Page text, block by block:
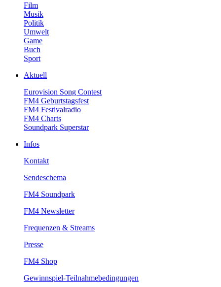
Film
Musik
Politik
Umwelt
Game
Buch
Sport
Aktuell
EurovisionSongContest
FM4Geburtstagsfest
FM4Festivalradio
FM4Charts
SoundparkSuperstar
Infos
Kontakt
Sendeschema
FM4Soundpark
FM4Newsletter
Frequenzen&Streams
Presse
FM4Shop
Gewinnspiel-Teilnahmebedingungen